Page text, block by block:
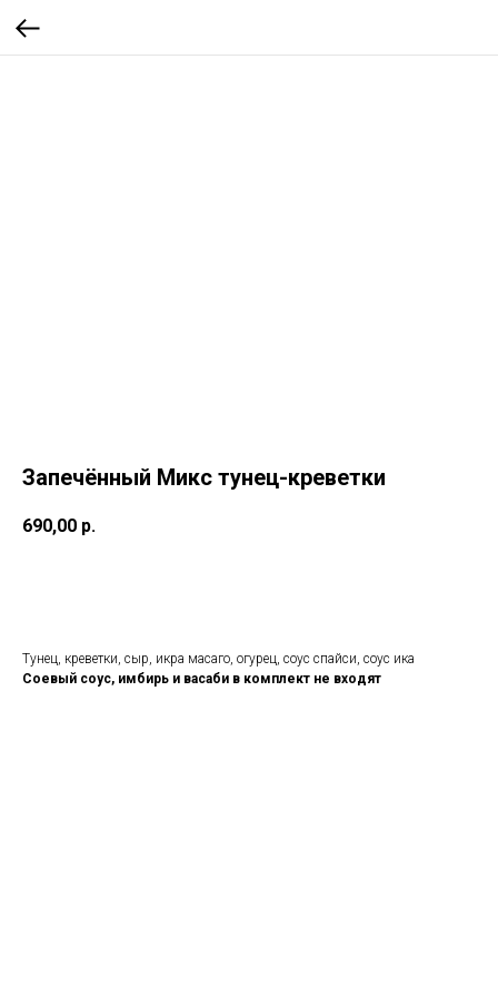
Запечённый Микс тунец-креветки
690,00 р.
Тунец, креветки, сыр, икра масаго, огурец, соус спайси, соус ика
Соевый соус, имбирь и васаби в комплект не входят